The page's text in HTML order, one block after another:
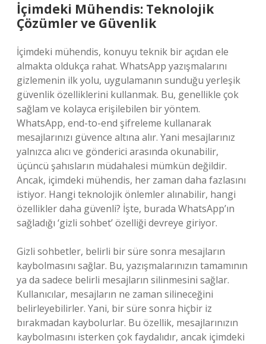
İçimdeki Mühendis: Teknolojik
Çözümler ve Güvenlik
İçimdeki mühendis, konuyu teknik bir açıdan ele
almakta oldukça rahat. WhatsApp yazışmalarını
gizlemenin ilk yolu, uygulamanın sunduğu yerleşik
güvenlik özelliklerini kullanmak. Bu, genellikle çok
sağlam ve kolayca erişilebilen bir yöntem.
WhatsApp, end-to-end şifreleme kullanarak
mesajlarınızı güvence altına alır. Yani mesajlarınız
yalnızca alıcı ve gönderici arasında okunabilir,
üçüncü şahısların müdahalesi mümkün değildir.
Ancak, içimdeki mühendis, her zaman daha fazlasını
istiyor. Hangi teknolojik önlemler alınabilir, hangi
özellikler daha güvenli? İşte, burada WhatsApp’ın
sağladığı ‘gizli sohbet’ özelliği devreye giriyor.
Gizli sohbetler, belirli bir süre sonra mesajların
kaybolmasını sağlar. Bu, yazışmalarınızın tamamının
ya da sadece belirli mesajların silinmesini sağlar.
Kullanıcılar, mesajların ne zaman silineceğini
belirleyebilirler. Yani, bir süre sonra hiçbir iz
bırakmadan kaybolurlar. Bu özellik, mesajlarınızın
kaybolmasını isterken çok faydalıdır, ancak içimdeki